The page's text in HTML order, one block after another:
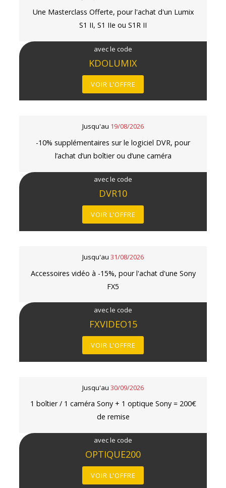
Une Masterclass Offerte, pour l'achat d'un Lumix
S1 II, S1 IIe ou S1R II
avec le code
KDOLUMIX
VOIR L'OFFRE
Jusqu'au 19/08/2026
-10% supplémentaires sur le logiciel DVR, pour
l’achat d’un boîtier ou d’une caméra
avec le code
DVR10
VOIR L'OFFRE
Jusqu'au 31/08/2026
Accessoires vidéo à -15%, pour l'achat d'une Sony
FX5
avec le code
FXVIDEO15
VOIR L'OFFRE
Jusqu'au 30/09/2026
1 boîtier / 1 caméra Sony + 1 optique Sony = 200€
de remise
avec le code
OPTIQUE200
VOIR L'OFFRE